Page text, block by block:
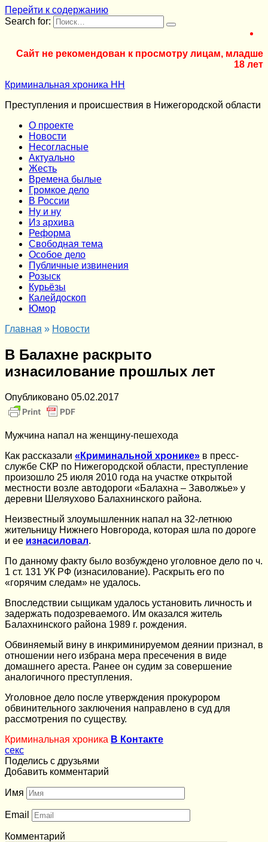
Перейти к содержанию
Search for:
Сайт не рекомендован к просмотру лицам, младше
18 лет
Криминальная хроника НН
Преступления и происшествия в Нижегородской области
О проекте
Новости
Несогласные
Актуально
Жесть
Времена былые
Громкое дело
В России
Ну и ну
Из архива
Реформа
Cвободная тема
Особое дело
Публичные извинения
Розыск
Курьёзы
Калейдоскоп
Юмор
Главная » Новости
В Балахне раскрыто
изнасилование прошлых лет
Опубликовано 05.02.2017
Мужчина напал на женщину-пешехода
Как рассказали «Криминальной хронике» в пресс-
службе СКР по Нижегородской области, преступление
произошло 25 июля 2010 года на участке открытой
местности возле автодороги «Балахна – Заволжье» у
деревни Шеляухово Балахнинского района.
Неизвестный злоумышленник напал на 32-летнюю
жительницу Нижнего Новгорода, которая шла по дороге
и ее изнасиловал.
По данному факту было возбуждено уголовное дело по ч.
1 ст. 131 УК РФ (изнасилование). Раскрыть его по
«горячим следам» не удалось.
Впоследствии сыщикам удалось установить личность и
задержать подозреваемого. Им оказался житель
Балахнинского района 1989 г. рождения.
Обвиняемый вину в инкриминируемом деянии признал, в
отношении него избрана мера пресечения в виде
домашнего ареста. Ранее он судим за совершение
аналогичного преступления.
Уголовное дело после утверждения прокурором
обвинительного заключения направлено в суд для
рассмотрения по существу.
Криминальная хроника В Контакте
секс
Поделись с друзьями
Добавить комментарий
Имя
Email
Комментарий